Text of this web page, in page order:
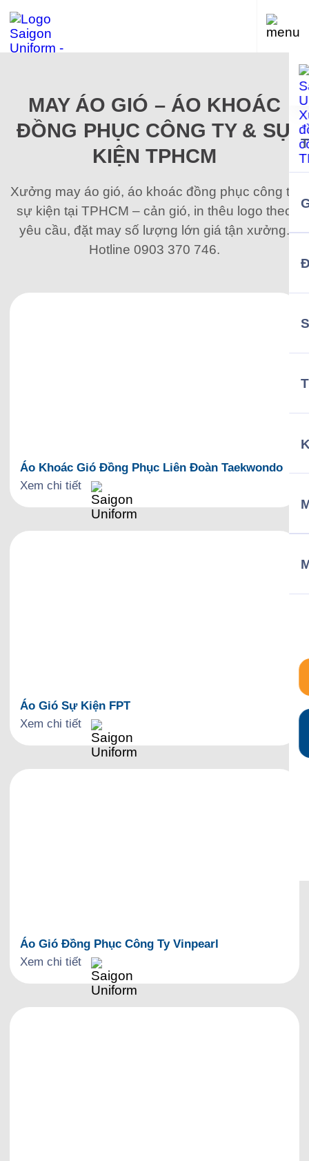
MAY ÁO GIÓ – ÁO KHOÁC
ĐỒNG PHỤC CÔNG TY & SỰ
KIỆN TPHCM
Xưởng may áo gió, áo khoác đồng phục công ty,
sự kiện tại TPHCM – cản gió, in thêu logo theo
yêu cầu, đặt may số lượng lớn giá tận xưởng.
Hotline 0903 370 746.
Áo Khoác Gió Đồng Phục Liên Đoàn Taekwondo
Xem chi tiết
Áo Gió Sự Kiện FPT
Xem chi tiết
Áo Gió Đồng Phục Công Ty Vinpearl
Xem chi tiết